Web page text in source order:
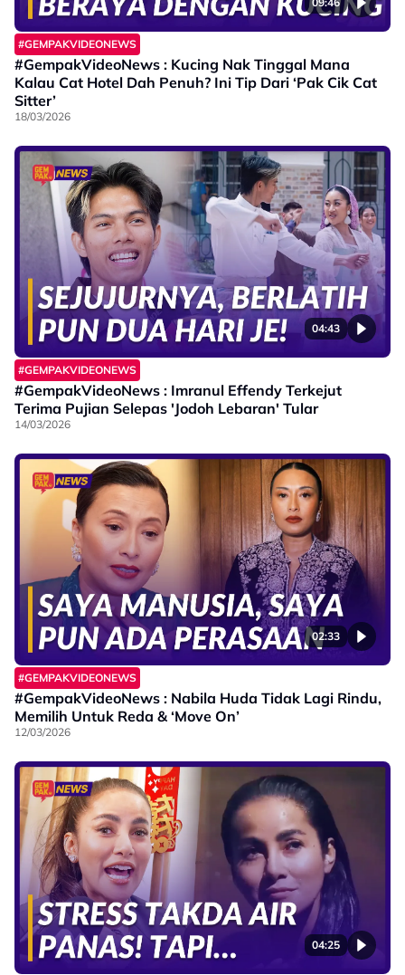
#GEMPAKVIDEONEWS
#GempakVideoNews : Kucing Nak Tinggal Mana
Kalau Cat Hotel Dah Penuh? Ini Tip Dari ‘Pak Cik Cat
Sitter’
18/03/2026
04:43
#GEMPAKVIDEONEWS
#GempakVideoNews : Imranul Effendy Terkejut
Terima Pujian Selepas 'Jodoh Lebaran' Tular
14/03/2026
02:33
#GEMPAKVIDEONEWS
#GempakVideoNews : Nabila Huda Tidak Lagi Rindu,
Memilih Untuk Reda & ‘Move On’
12/03/2026
04:25